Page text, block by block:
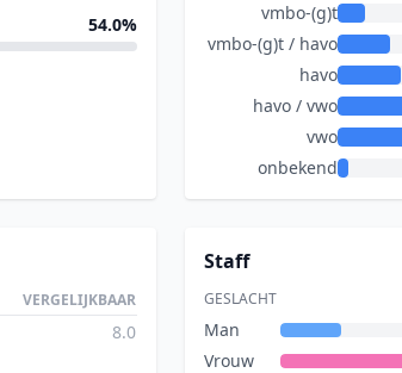
54.0%
vmbo-(g)t
vmbo-(g)t / havo
havo
havo / vwo
vwo
onbekend
VERGELIJKBAAR
8.0
Staff
GESLACHT
Man
Vrouw